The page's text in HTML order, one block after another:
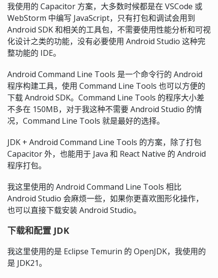
我使用的 Capacitor 方案，大多数时候都是在 VSCode 或
WebStorm 中编写 JavaScript，只有打包和调试会用到
Android SDK 和相关的工具包，不需要使用性能分析和可视
化设计之类的功能，没有必要使用 Android Studio 这种完
整功能的 IDE。
Android Command Line Tools 是一个命令行的 Android
程序构建工具，使用 Command Line Tools 也可以方便的
下载 Android SDK。Command Line Tools 的程序大小差
不多在 150MB，对于我这种不需要 Android Studio 的情
况，Command Line Tools 就是最好的选择。
JDK + Android Command Line Tools 的方案，除了打包
Capacitor 外，也能用于 Java 和 React Native 的 Android
程序打包。
我这里使用的 Android Command Line Tools 相比
Android Studio 会麻烦一些，如果你更喜欢图形化操作，
也可以直接下载安装 Android Studio。
下载和配置 JDK
我这里使用的是 Eclipse Temurin 的 OpenJDK，我使用的
是 JDK21。